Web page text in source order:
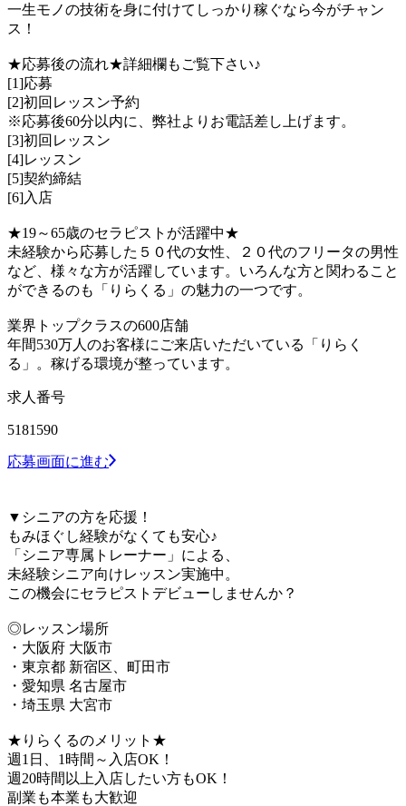
一生モノの技術を身に付けてしっかり稼ぐなら今がチャン
ス！
★応募後の流れ★詳細欄もご覧下さい♪
[1]応募
[2]初回レッスン予約
※応募後60分以内に、弊社よりお電話差し上げます。
[3]初回レッスン
[4]レッスン
[5]契約締結
[6]入店
★19～65歳のセラピストが活躍中★
未経験から応募した５０代の女性、２０代のフリータの男性
など、様々な方が活躍しています。いろんな方と関わること
ができるのも「りらくる」の魅力の一つです。
業界トップクラスの600店舗
年間530万人のお客様にご来店いただいている「りらく
る」。稼げる環境が整っています。
求人番号
5181590
応募画面に進む
▼シニアの方を応援！
もみほぐし経験がなくても安心♪
「シニア専属トレーナー」による、
未経験シニア向けレッスン実施中。
この機会にセラピストデビューしませんか？
◎レッスン場所
・大阪府 大阪市
・東京都 新宿区、町田市
・愛知県 名古屋市
・埼玉県 大宮市
★りらくるのメリット★
週1日、1時間～入店OK！
週20時間以上入店したい方もOK！
副業も本業も大歓迎